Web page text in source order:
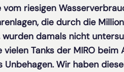
vom riesigen
die durch die
damals nicht
Tanks der MIRO beim
Wir haben